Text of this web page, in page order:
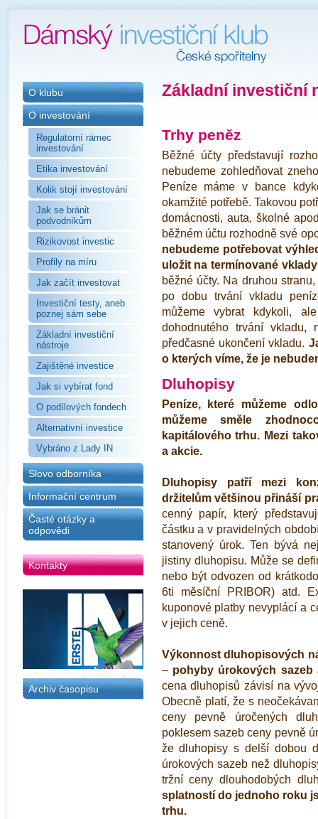
Základní investiční
Trhy peněz
Běžné účty představují
nebudeme zohledňovat
Peníze máme v bance
okamžité potřebě. Takovou
domácnosti, auta, školné
běžném účtu rozhodně své
nebudeme potřebovat
uložit na termínované vklady
běžné účty. Na druhou
po dobu trvání vkladu
můžeme vybrat kdykoli,
dohodnutého trvání vkladu,
předčasné ukončení vkladu.
o kterých víme, že je
Dluhopisy
Peníze, které můžeme
můžeme směle
kapitálového trhu. Mezi
a akcie.
Dluhopisy patří mezi
držitelům většinou přináší
cenný papír, který
částku a v pravidelných
stanovený úrok. Ten bývá
jistiny dluhopisu. Může se
nebo být odvozen od
6ti měsíční PRIBOR) atd.
kuponové platby nevyplácí a
v jejich ceně.
Výkonnost dluhopisových
– pohyby úrokových
cena dluhopisů závisí na
Obecně platí, že s
ceny pevně úročených
poklesem sazeb ceny pevně
že dluhopisy s delší dobou
úrokových sazeb než
tržní ceny dlouhodobých
splatností do jednoho roku
trhu.
O klubu
O investování
Regulatorní rámec
investování
Etika investování
Kolik stojí investování
Jak se bránit
podvodníkům
Rizikovost investic
Profily na míru
Jak začít investovat
Investiční testy, aneb
poznej sám sebe
Základní investiční
nástroje
Zajištěné investice
Jak si vybírat fond
O podílových fondech
Alternativní investice
Vybráno z Lady IN
Slovo odborníka
Informační centrum
Časté otázky a
odpovědi
Kontakty
Archiv časopisu